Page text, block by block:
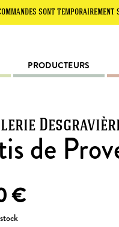
sont temporairement
PRODUCTEURS
de
€